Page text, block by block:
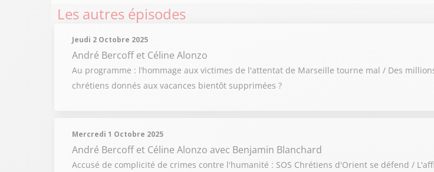
Les autres épisodes
Jeudi 2 Octobre 2025
André Bercoff et Céline Alonzo
Au programme : l’hommage aux victimes de l'attentat de Marseille tourne mal / Des
chrétiens donnés aux vacances bientôt supprimées ?
Mercredi 1 Octobre 2025
André Bercoff et Céline Alonzo avec Benjamin Blanchard
Accusé de complicité de crimes contre l'humanité : SOS Chrétiens d'Orient se défend /